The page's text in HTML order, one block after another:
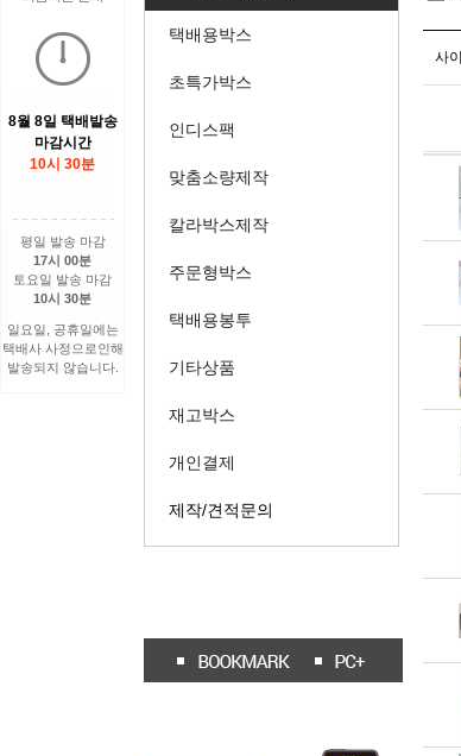
8월 8일 택배발송
마감시간
10시 30분
평일 발송 마감
17시 00분
토요일 발송 마감
10시 30분
일요일, 공휴일에는
택배사 사정으로인해
발송되지 않습니다.
택배용박스
초특가박스
인디스팩
맞춤소량제작
칼라박스제작
주문형박스
택배용봉투
기타상품
재고박스
개인결제
제작/견적문의
사